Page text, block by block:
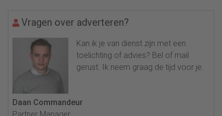
Vragen over adverteren?
Kan ik je van dienst zijn met een
toelichting of advies? Bel of mail
gerust. Ik neem graag de tijd voor je.
Daan Commandeur